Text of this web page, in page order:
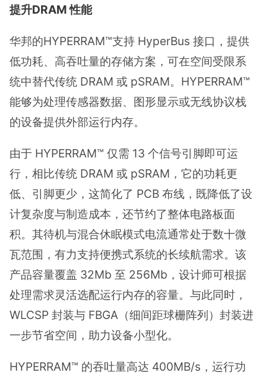
提升DRAM 性能
华邦的HYPERRAM™支持 HyperBus 接口，提供
低功耗、高吞吐量的存储方案，可在空间受限系
统中替代传统 DRAM 或 pSRAM。HYPERRAM™
能够为处理传感器数据、图形显示或无线协议栈
的设备提供外部运行内存。
由于 HYPERRAM™ 仅需 13 个信号引脚即可运
行，相比传统 DRAM 或 pSRAM，它的功耗更
低、引脚更少，这简化了 PCB 布线，既降低了设
计复杂度与制造成本，还节约了整体电路板面
积。其待机与混合休眠模式电流通常处于数十微
瓦范围，有力支持便携式系统的长续航需求。该
产品容量覆盖 32Mb 至 256Mb，设计师可根据
处理需求灵活选配运行内存的容量。与此同时，
WLCSP 封装与 FBGA（细间距球栅阵列）封装进
一步节省空间，助力设备小型化。
HYPERRAM™ 的吞吐量高达 400MB/s，运行功